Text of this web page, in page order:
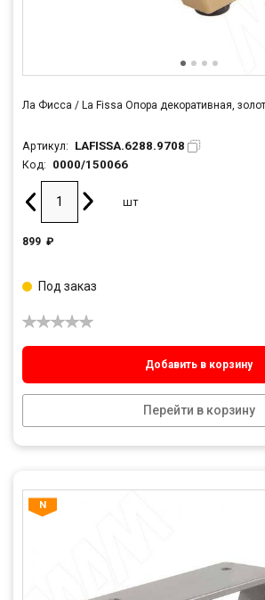
Ла Фисса / La Fissa Опора декоративная,
Артикул: LAFISSA.6288.9708
Код: 0000/150066
шт
899 ₽
Добавить в корзину
Перейти в корзину
Под заказ